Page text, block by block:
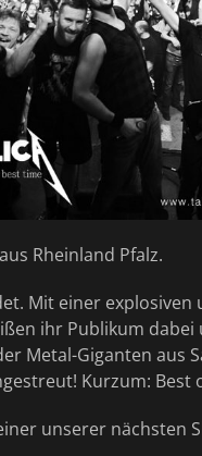
Rheinland Pfalz.
Mit einer
ihr Publikum
Metal-Giganten aus
Kurzum: Best
unserer nächsten